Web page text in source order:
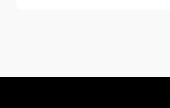
Ürün resmi kalitesiz, bozuk veya